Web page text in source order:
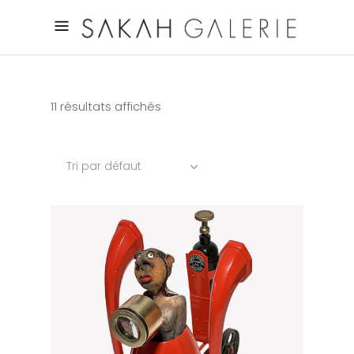
11 résultats affichés
Tri par défaut